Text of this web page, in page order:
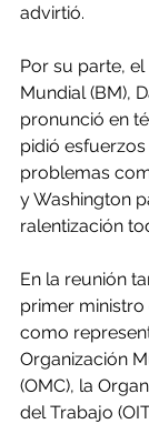
advirtió.
Por su parte,
Mundial (BM),
pronunció en
pidió
problemas
y Washington
ralentización
En la reunión
primer ministro
como
Organización
(OMC), la
del Trabajo